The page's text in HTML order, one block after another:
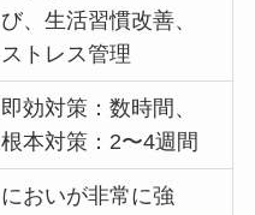
び、生活習慣改善、
ストレス管理
即効対策：数時間、
根本対策：2〜4週間
においが非常に強